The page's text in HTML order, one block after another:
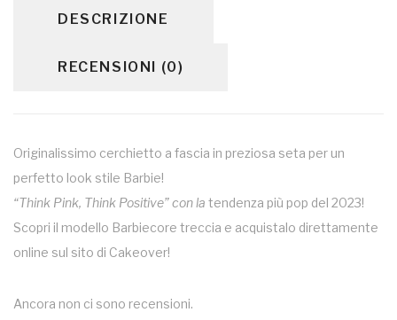
DESCRIZIONE
RECENSIONI (0)
Originalissimo cerchietto a fascia in preziosa seta per un
perfetto look stile Barbie!
“Think Pink, Think Positive” con la tendenza più pop del 2023!
Scopri il modello Barbiecore treccia e acquistalo direttamente
online sul sito di Cakeover!
Ancora non ci sono recensioni.